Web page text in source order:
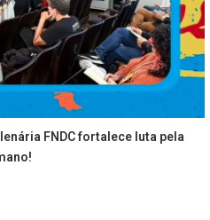
FNDC fortalece luta pela